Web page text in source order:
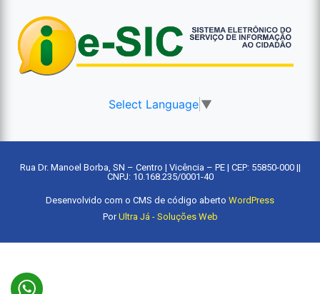
Select Language ▼
Rua Dr. Manoel Borba, SN – Centro | Vicência – PE | CEP: 55850-000 ||
CNPJ: 10.168.235/0001-40
Desenvolvido com o CMS de código aberto WordPress
PorUltra Já - Soluções Web